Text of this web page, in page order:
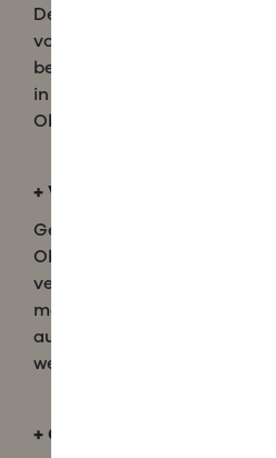
Designkamine sind die
von Kaminöfen. Sie werden
betrieben und fügen sich
in jedes Wohnambiente ein,
Oberflächen überaus
+VIELFÄLTIGE
Gestaltungsfreiheit von
Oberflächen von
verschiedenfärbigen
moderner Betonoptik
auch verputzt und in der
werden.
+GROSSZÜGIGE